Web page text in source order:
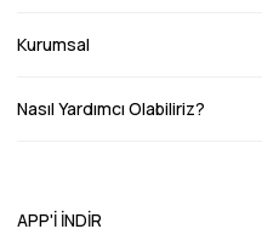
Kurumsal
Nasıl Yardımcı Olabiliriz?
APP'İ İNDİR